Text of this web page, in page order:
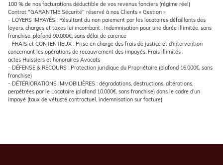
100 % de nos facturations déductible de vos revenus fonciers (régime réel)
Contrat "GARANTME Sécurité" réservé à nos Clients « Gestion »
- LOYERS IMPAYÉS : Résultant du non paiement par les locataires défaillants des
loyers, charges et taxes lui incombant : Indemnisation pour une durée illimitée, sans
franchise, plafond 90.000€, sans délai de carence
- FRAIS et CONTENTIEUX : Prise en charge des frais de justice et d’intervention
concernant les opérations de recouvrement des impayés. Frais illimités :
actes Huissiers et honoraires Avocats
- DÉFENSE & RECOURS : Protection juridique du Propriétaire (plafond 16.000€, sans
franchise)
- DÉTÉRIORATIONS IMMOBILIÈRES : dégradations, destructions, altérations,
perpétrées par le Locataire (plafond 10.000€, sans franchise) dans le cadre d’un
impayé (taux de vétusté contractuel, indemnisation sur facture)